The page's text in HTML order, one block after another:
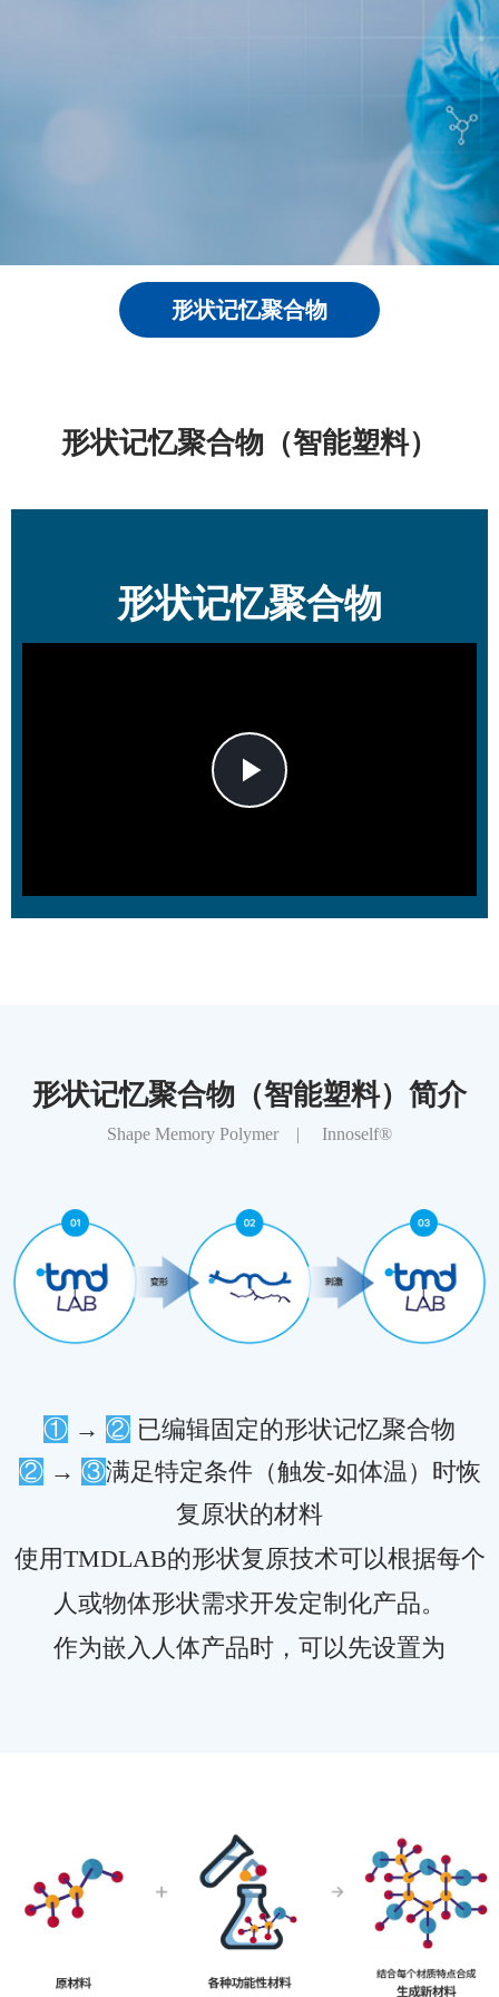
形状记忆聚合物
形状记忆聚合物（智能塑料）
Play
形状记忆聚合物
形状记忆聚合物（智能塑料）简介
Shape Memory Polymer | Innoself®
① → ② 已编辑固定的形状记忆聚合物
②→ ③满足特定条件（触发-如体温）时恢
复原状的材料
使用TMDLAB的形状复原技术可以根据每个
人或物体形状需求开发定制化产品。
作为嵌入人体产品时，可以先设置为